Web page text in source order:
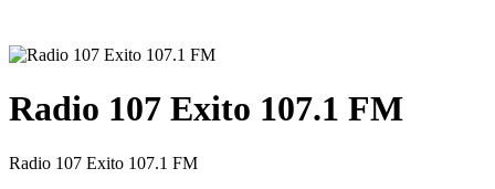
Radio 107 Exito 107.1 FM
Radio 107 Exito 107.1 FM